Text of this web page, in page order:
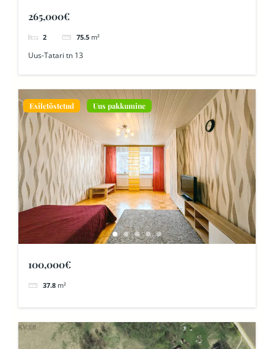
265,000€
2 75.5 m²
Uus-Tatari tn 13
Esiletõstetud Uus pakkumine
100,000€
37.8 m²